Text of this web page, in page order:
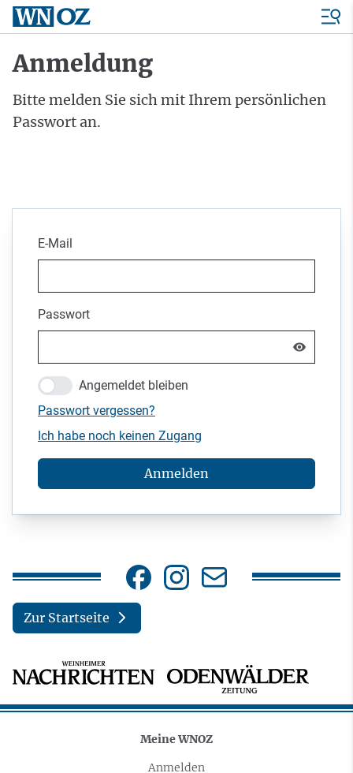
Anmeldung
Bitte melden Sie sich mit Ihrem persönlichen
Passwort an.
E-Mail
Passwort
Angemeldet bleiben
Passwort vergessen?
Ich habe noch keinen Zugang
Anmelden
Zur Startseite
Meine WNOZ
Anmelden